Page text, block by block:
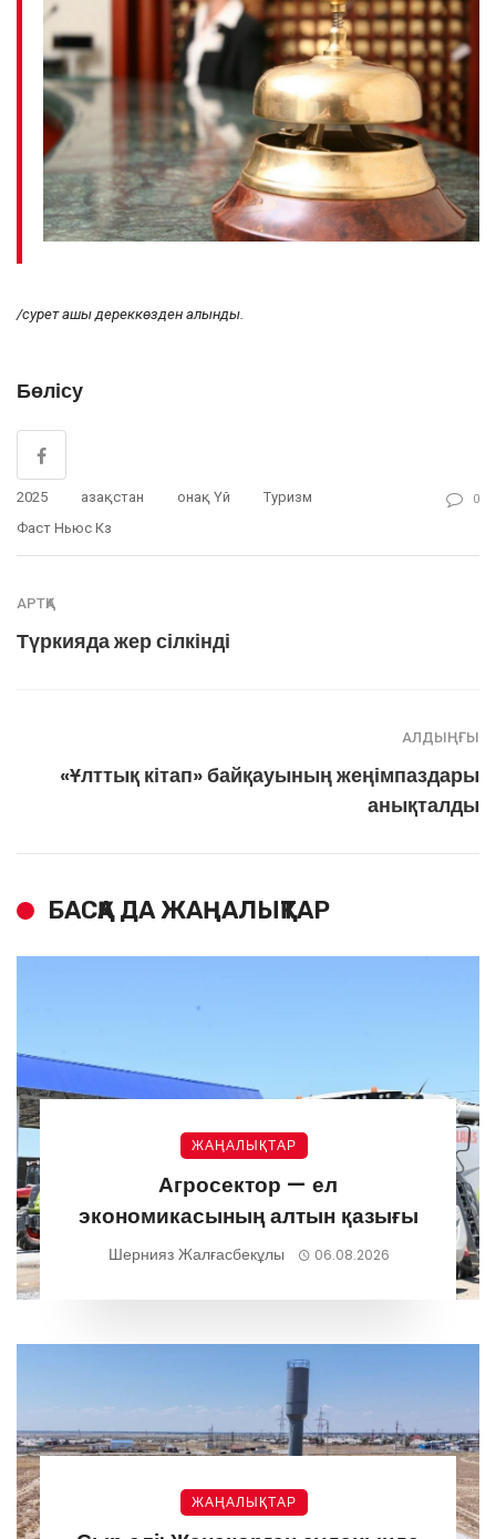
/сурет ашық дереккөзден алынды.
Бөлісу
2025 Қазақстан Қонақ Үй
Туризм
Фаст Ньюс Кз
0
АРТҚА
Түркияда жер сілкінді
АЛДЫҢҒЫ
«Ұлттық кітап» байқауының жеңімпаздары
анықталды
БАСҚА ДА ЖАҢАЛЫҚТАР
ЖАҢАЛЫҚТАР
Агросектор — ел
экономикасының алтын қазығы
Шернияз Жалғасбекұлы 06.08.2026
ЖАҢАЛЫҚТАР